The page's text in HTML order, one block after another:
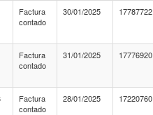
Factura
contado
30/01/2025 17787722
Factura
contado
31/01/2025 17776920
Factura
contado
28/01/2025 17220760